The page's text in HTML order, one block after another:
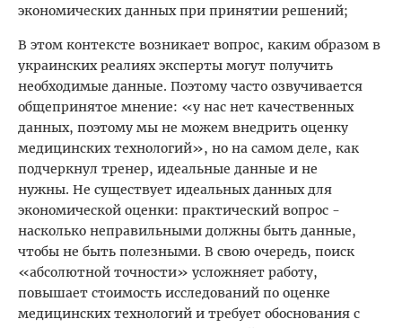
экономических данных при принятии решений;
В этом контексте возникает вопрос, каким образом в
украинских реалиях эксперты могут получить
необходимые данные. Поэтому часто озвучивается
общепринятое мнение: «у нас нет качественных
данных, поэтому мы не можем внедрить оценку
медицинских технологий», но на самом деле, как
подчеркнул тренер, идеальные данные и не
нужны. Не существует идеальных данных для
экономической оценки: практический вопрос -
насколько неправильными должны быть данные,
чтобы не быть полезными. В свою очередь, поиск
«абсолютной точности» усложняет работу,
повышает стоимость исследований по оценке
медицинских технологий и требует обоснования с